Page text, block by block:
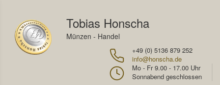
Tobias Honscha
Münzen - Handel
+49 (0) 5136 879 252
info@honscha.de
Mo - Fr 9.00 - 17.00 Uhr
Sonnabend geschlossen